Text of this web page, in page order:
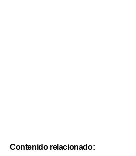
Contenido relacionado: